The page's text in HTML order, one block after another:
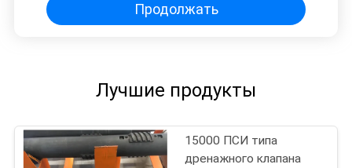
Продолжать
Лучшие продукты
15000 ПСИ типа
дренажного клапана